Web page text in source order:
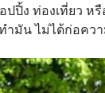
ปิ้ง ท่องเที่ยว ห
ำมัน ไม่ได้ก่อคว